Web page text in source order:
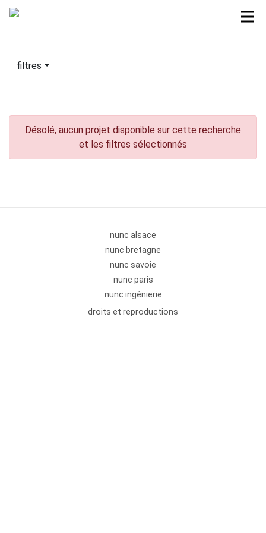
filtres
Désolé, aucun projet disponible sur cette recherche
et les filtres sélectionnés
nunc alsace
nunc bretagne
nunc savoie
nunc paris
nunc ingénierie
droits et reproductions